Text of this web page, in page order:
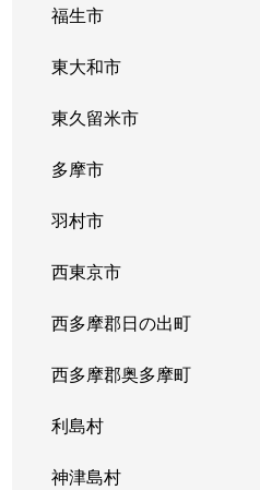
福生市
東大和市
東久留米市
多摩市
羽村市
西東京市
西多摩郡日の出町
西多摩郡奥多摩町
利島村
神津島村